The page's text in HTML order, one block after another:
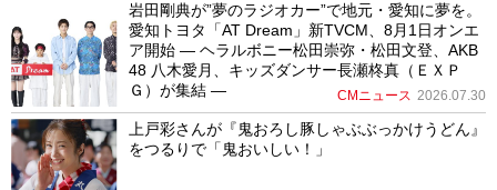
岩田剛典が”夢のラジオカー”で地元・愛知に夢を。
愛知トヨタ「AT Dream」新TVCM、8月1日オンエ
ア開始 ― ヘラルボニー松田崇弥・松田文登、AKB
48 八木愛月、キッズダンサー長瀬柊真（ＥＸＰ
Ｇ）が集結 ―
CMニュース 2026.07.30
上戸彩さんが『鬼おろし豚しゃぶぶっかけうどん』
をつるりで「鬼おいしい！」